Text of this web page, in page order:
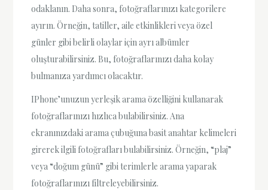
odaklanın. Daha sonra, fotoğraflarınızı kategorilere
ayırın. Örneğin, tatiller, aile etkinlikleri veya özel
günler gibi belirli olaylar için ayrı albümler
oluşturabilirsiniz. Bu, fotoğraflarınızı daha kolay
bulmanıza yardımcı olacaktır.
IPhone’unuzun yerleşik arama özelliğini kullanarak
fotoğraflarınızı hızlıca bulabilirsiniz. Ana
ekranınızdaki arama çubuğuna basit anahtar kelimeleri
girerek ilgili fotoğrafları bulabilirsiniz. Örneğin, “plaj”
veya “doğum günü” gibi terimlerle arama yaparak
fotoğraflarınızı filtreleyebilirsiniz.